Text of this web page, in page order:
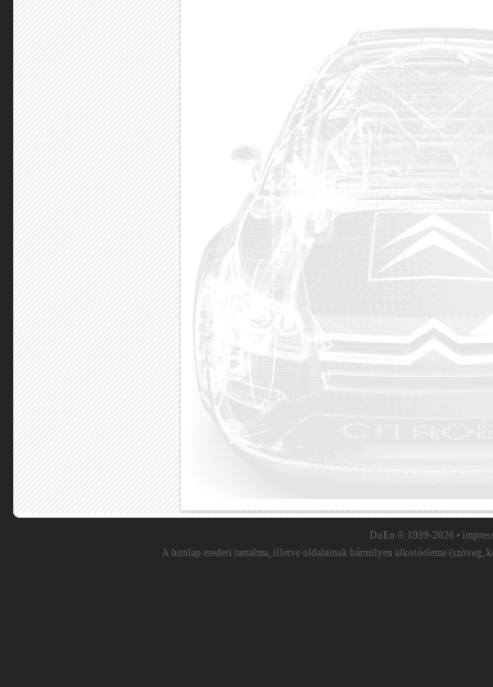
DuEn © 1999-2026 •
A honlap eredeti tartalma, illetve oldalainak bármilyen alkotóeleme (szöveg,